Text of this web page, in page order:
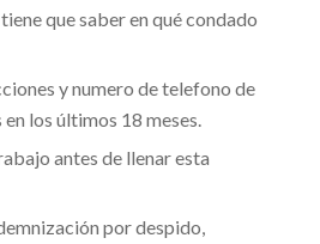
que saber en qué condado
y numero de telefono de
los últimos 18 meses.
antes de llenar esta
por despido,